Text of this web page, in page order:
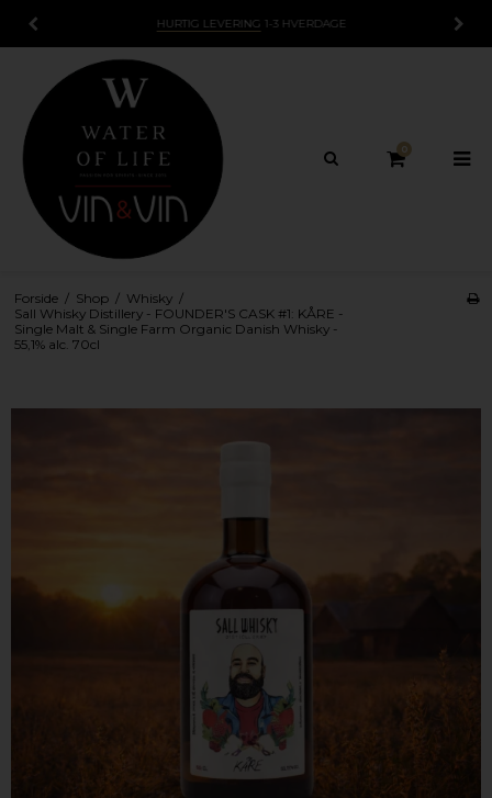
15 DAGESFORTRYDELSESRET
0
Forside / Shop / Whisky /
Sall Whisky Distillery - FOUNDER'S CASK #1: KÅRE -
Single Malt & Single Farm Organic Danish Whisky -
55,1% alc. 70cl